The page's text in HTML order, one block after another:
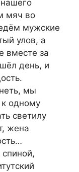
мяч во
мужские
улов, а
вместе за
день, и
мы
одному
светилу
жена